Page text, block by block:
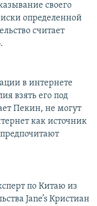
своего
определенной
считает
в интернете
взять его под
Пекин, не могут
как источник
по Китаю из
Jane’s Кристиан